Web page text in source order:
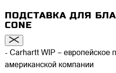
ПОДСТАВКА ДЛЯ
CONE
- Carhartt WIP – европейское
американской компании